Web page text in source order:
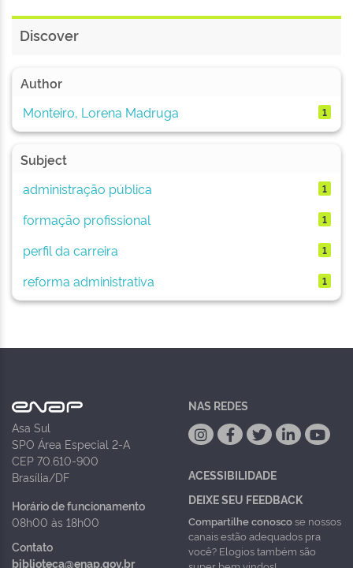
Discover
Author
Monteiro, Lorena Madruga
1
Subject
administração pública
1
formação profissional 1
perfil da carreira 1
reforma administrativa 1
Asa Sul
SPO Área Especial 2-A
CEP 70.610-900
Brasília/DF
Horário de funcionamento
08h00 às 18h00
Contato
biblioteca@enap.gov.br
NAS REDES
ACESSIBILIDADE
DEIXE SEU FEEDBACK
Compartilhe conoscose nossos
canais estão adequados pra
você? Elogios também são